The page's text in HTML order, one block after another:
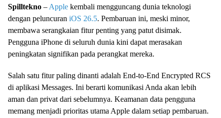
Spilltekno – Apple kembali mengguncang dunia teknologi
dengan peluncuran iOS 26.5. Pembaruan ini, meski minor,
membawa serangkaian fitur penting yang patut disimak.
Pengguna iPhone di seluruh dunia kini dapat merasakan
peningkatan signifikan pada perangkat mereka.
Salah satu fitur paling dinanti adalah End-to-End Encrypted RCS
di aplikasi Messages. Ini berarti komunikasi Anda akan lebih
aman dan privat dari sebelumnya. Keamanan data pengguna
memang menjadi prioritas utama Apple dalam setiap pembaruan.